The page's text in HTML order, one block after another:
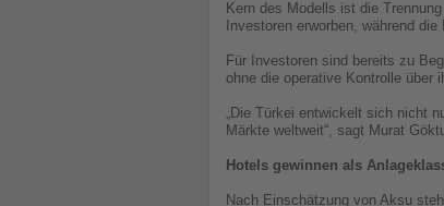
Kern des Modells ist die
Investoren erworben, während
Für Investoren sind bereits zu
ohne die operative Kontrolle über
„Die Türkei entwickelt sich nicht
Märkte weltweit“, sagt Murat
Hotels gewinnen als
Nach Einschätzung von Aksu